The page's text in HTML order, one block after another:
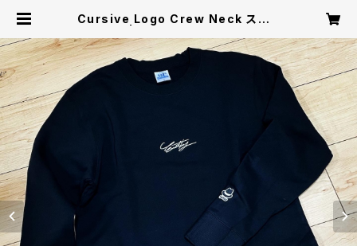
Cursive Logo Crew Neck スウェ
line Shop - El Dorado